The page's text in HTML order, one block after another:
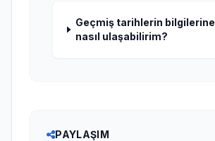
Geçmiş tarihlerin bilgilerine
nasıl ulaşabilirim?
PAYLAŞIM